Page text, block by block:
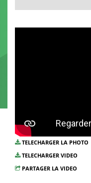
TELECHARGER LA PHOTO
TELECHARGER VIDEO
PARTAGER LA VIDEO